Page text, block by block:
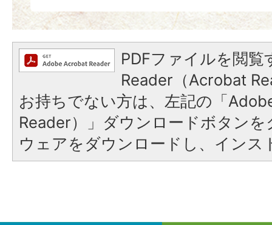
PDFファイルを閲
Reader（Acrobat
お持ちでない方は、左記の「
Reader）」ダウンロードボタン
ウェアをダウンロードし、インス